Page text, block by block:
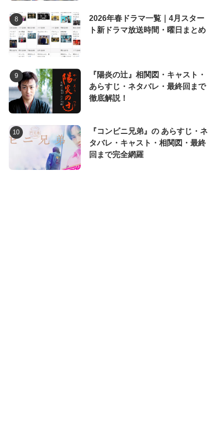
2026年春ドラマ一覧｜4月スター
ト新ドラマ放送時間・曜日まとめ
『陽炎の辻』相関図・キャスト・
あらすじ・ネタバレ・最終回まで
徹底解説！
『コンビニ兄弟』の あらすじ・ネ
タバレ・キャスト・相関図・最終
回まで完全網羅